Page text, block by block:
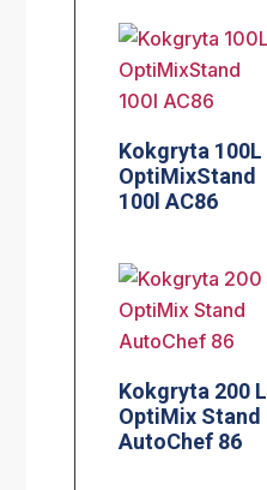
Kokgryta 100L
OptiMixStand
100l AC86
Kokgryta 200 L
OptiMix Stand
AutoChef 86